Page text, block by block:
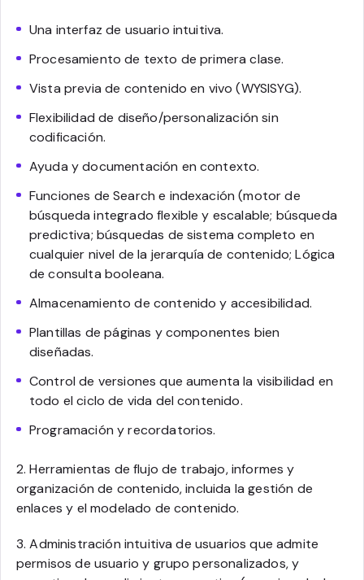
Una interfaz de usuario intuitiva.
Procesamiento de texto de primera clase.
Vista previa de contenido en vivo (WYSISYG).
Flexibilidad de diseño/personalización sin
codificación.
Ayuda y documentación en contexto.
Funciones de Search e indexación (motor de
búsqueda integrado flexible y escalable; búsqueda
predictiva; búsquedas de sistema completo en
cualquier nivel de la jerarquía de contenido; Lógica
de consulta booleana.
Almacenamiento de contenido y accesibilidad.
Plantillas de páginas y componentes bien
diseñadas.
Control de versiones que aumenta la visibilidad en
todo el ciclo de vida del contenido.
Programación y recordatorios.
2. Herramientas de flujo de trabajo, informes y
organización de contenido, incluida la gestión de
enlaces y el modelado de contenido.
3. Administración intuitiva de usuarios que admite
permisos de usuario y grupo personalizados, y